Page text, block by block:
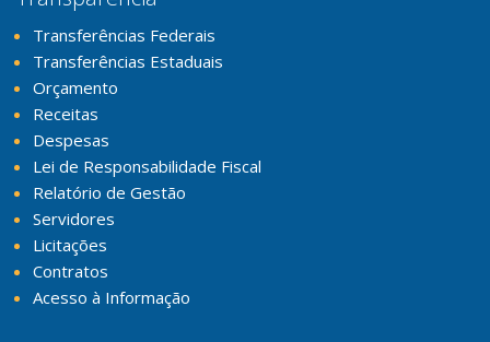
Transferências Federais
Transferências Estaduais
Orçamento
Receitas
Despesas
Lei de Responsabilidade Fiscal
Relatório de Gestão
Servidores
Licitações
Contratos
Acesso à Informação